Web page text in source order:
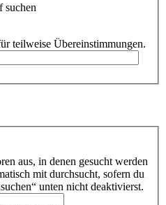
suchen
teilweise Übereinstimmungen.
aus, in denen gesucht werden
mit durchsucht, sofern du
unten nicht deaktivierst.